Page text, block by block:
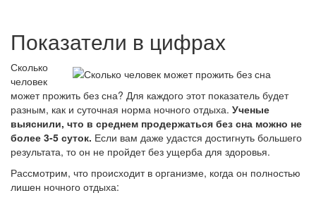
Показатели в цифрах
Сколько
человек
может прожить без сна? Для каждого этот показатель будет
разным, как и суточная норма ночного отдыха. Ученые
выяснили, что в среднем продержаться без сна можно не
более 3-5 суток. Если вам даже удастся достигнуть большего
результата, то он не пройдет без ущерба для здоровья.
Рассмотрим, что происходит в организме, когда он полностью
лишен ночного отдыха: